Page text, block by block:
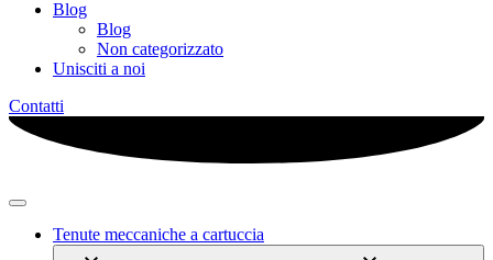
Blog
Blog
Non categorizzato
Unisciti a noi
Contatti
Tenute meccaniche a cartuccia